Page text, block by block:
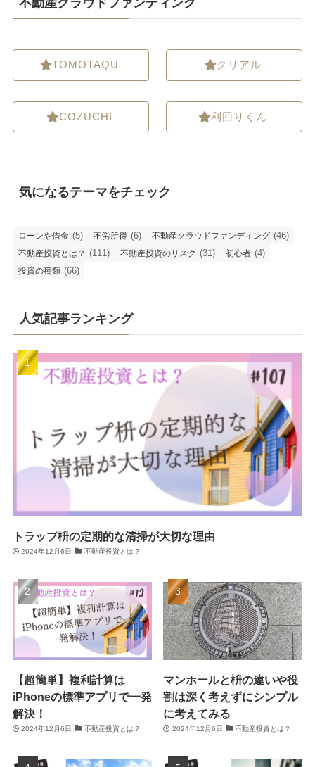
TOMOTAQU
COZUCHI
クリアル
利回りくん
気になるテーマをチェック
ローンや借金 (5) 不労所得 (6) 不動産クラウドファンディング (46)
不動産投資とは？ (111) 不動産投資のリスク (31) 初心者 (4)
投資の種類 (66)
人気記事ランキング
トラップ枡の定期的な清掃が大切な理由
2024年12月6日 不動産投資とは？
【超簡単】複利計算は
iPhoneの標準アプリで一発
解決！
2024年12月6日 不動産投資とは？
マンホールと枡の違いや役
割は深く考えずにシンプル
に考えてみる
2024年12月6日 不動産投資とは？